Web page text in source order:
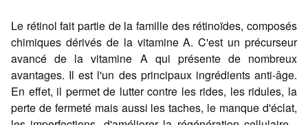
Le rétinol fait partie de la famille des rétinoïdes, composés
chimiques dérivés de la vitamine A. C'est un précurseur
avancé de la vitamine A qui présente de nombreux
avantages. Il est l'un des principaux ingrédients anti-âge.
En effet, il permet de lutter contre les rides, les ridules, la
perte de fermeté mais aussi les taches, le manque d'éclat,